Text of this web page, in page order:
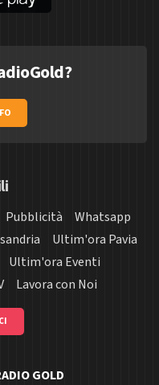
Pubblicità
Whatsapp
Ultim'ora Pavia
Ultim'ora Eventi
Lavora con Noi
GOLD